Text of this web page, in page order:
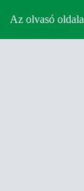
Az olvasó oldala